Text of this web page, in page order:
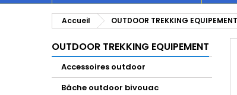
Accueil OUTDOOR TREKKING EQUIPEMENT
OUTDOOR TREKKING EQUIPEMENT
Accessoires outdoor
Bâche outdoor bivouac